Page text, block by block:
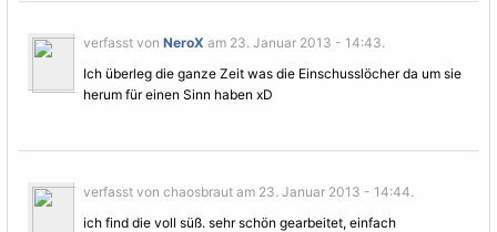
verfasst von NeroX am 23. Januar 2013 - 14:43.
Ich überleg die ganze Zeit was die Einschusslöcher da um sie
herum für einen Sinn haben xD
verfasst von chaosbraut am 23. Januar 2013 - 14:44.
ich find die voll süß. sehr schön gearbeitet, einfach